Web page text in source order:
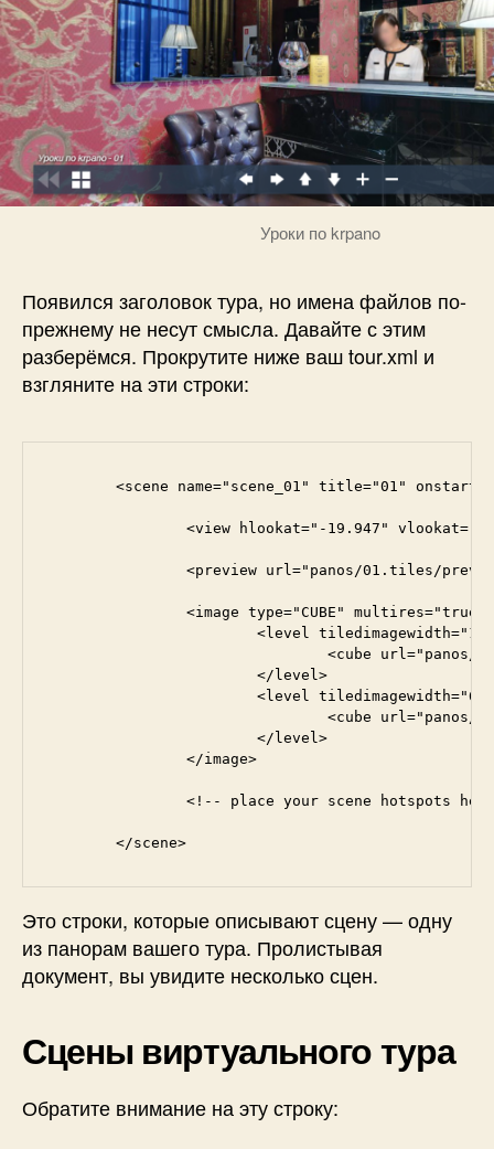
Уроки по krpano
Появился заголовок тура, но имена файлов по-
прежнему не несут смысла. Давайте с этим
разберёмся. Прокрутите ниже ваш tour.xml и
взгляните на эти строки:
	</scene>
Это строки, которые описывают сцену — одну
из панорам вашего тура. Пролистывая
документ, вы увидите несколько сцен.
Сцены виртуального тура
Обратите внимание на эту строку: